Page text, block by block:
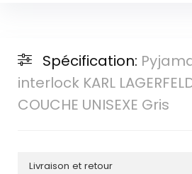
Spécification:
interlock KARL
COUCHE UNISEXE Gris
Livraison et retour